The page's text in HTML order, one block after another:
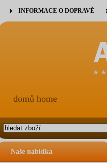
Naše nabídka
INFORMACE O DOPRAVĚ
domů home